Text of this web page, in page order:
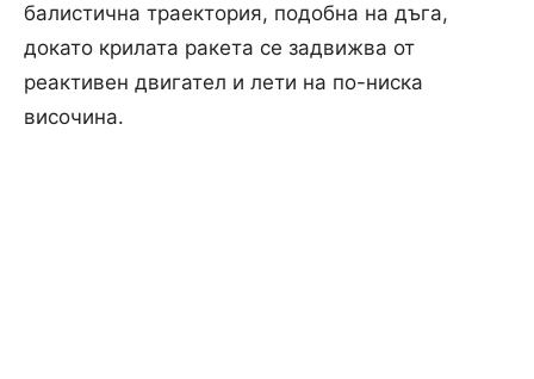
балистична траектория, подобна на дъга,
докато крилата ракета се задвижва от
реактивен двигател и лети на по-ниска
височина.